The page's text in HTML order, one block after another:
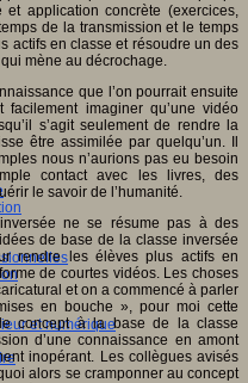
et numérique
et application concrète (exercices,
de la transmission et le temps
actifs en classe et résoudre un des
mène au décrochage.
que l’on pourrait ensuite
imaginer qu’une vidéo
s’agit seulement de rendre la
être assimilée par quelqu’un. Il
nous n’aurions pas eu besoin
contact avec les livres, des
le savoir de l’humanité.
ne se résume pas à des
de base de la classe inversée
rendre les élèves plus actifs en
de courtes vidéos. Les choses
et on a commencé à parler
en bouche », pour moi cette
concept à la base de la classe
d’une connaissance en amont
inopérant. Les collègues avisés
alors se cramponner au concept